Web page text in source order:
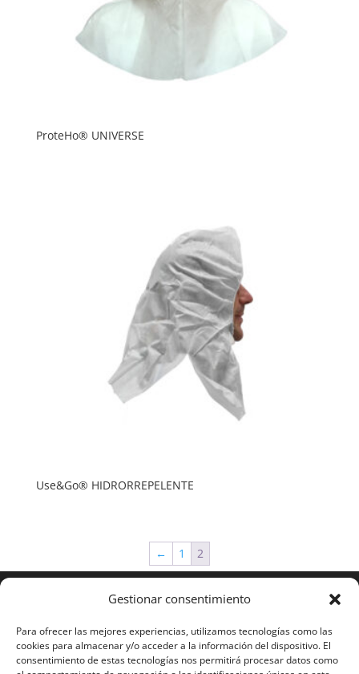
Gestionar consentimiento
Para ofrecer las mejores experiencias, utilizamos tecnologías como las
cookies para almacenar y/o acceder a la información del dispositivo. El
consentimiento de estas tecnologías nos permitirá procesar datos como
ProteHo® UNIVERSE
Use&Go® HIDRORREPELENTE
← 1 2